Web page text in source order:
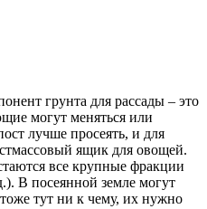
грунта для рассады – это
могут меняться или
лучше просеять, и для
ящик для овощей.
все крупные фракции
В посеянной земле могут
тут ни к чему, их нужно